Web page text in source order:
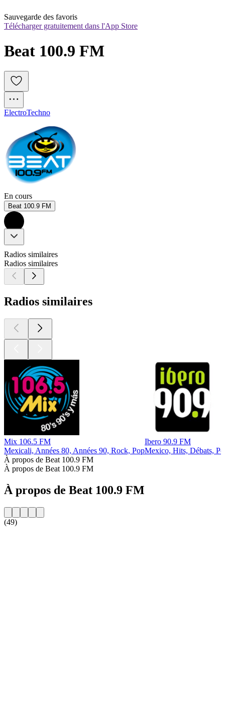
Sauvegarde des favoris
Télécharger gratuitement dans l'App Store
ElectroTechno
En cours
Beat 100.9 FM
Radios similaires
Radios similaires
Radios similaires
Mix 106.5 FM
Mexicali, Années 80, Années 90, Rock, Pop
Ibero 90.9 FM
Mexico, Hits, Débats,
À propos de Beat 100.9 FM
À propos de Beat 100.9 FM
À propos de Beat 100.9 FM
(49)